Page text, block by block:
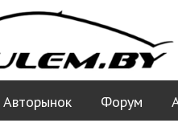
Авторынок Форум